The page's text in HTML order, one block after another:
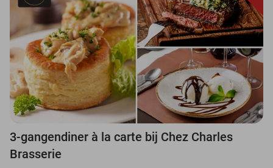
3-gangendiner à la carte bij Chez Charles
Brasserie